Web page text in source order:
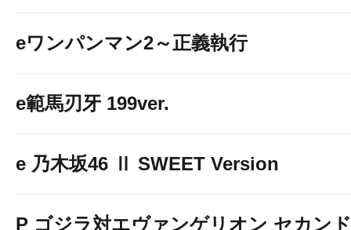
eワンパンマン2～正義執行
e範馬刃牙 199ver.
e 乃木坂46 Ⅱ SWEET Version
P ゴジラ対エヴァンゲリオン セカン